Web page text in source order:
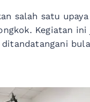
salah satu
Kegiatan ini